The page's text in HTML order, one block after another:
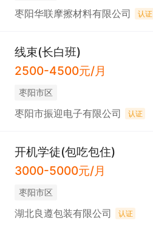
枣阳华联摩擦材料有限公司 认证
线束(长白班)
2500-4500元/月
枣阳市区
枣阳市振迎电子有限公司 认证
开机学徒(包吃包住)
3000-5000元/月
枣阳市区
湖北良遵包装有限公司 认证